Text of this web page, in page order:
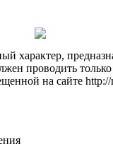
проводить
на сайте http://